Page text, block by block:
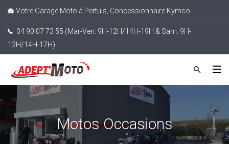
Votre Garage Moto à Pertuis, Concessionnaire Kymco
04 90 07 73 55 (Mar-Ven: 9H-12H/14H-19H & Sam: 9H-
12H/14H-17H)
Motos Occasions